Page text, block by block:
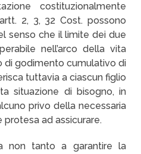
costituzionalmente
2, 3, 32 Cost. possono
senso che il limite dei due
nell’arco della vita
di godimento cumulativo di
tuttavia a ciascun figlio
situazione di bisogno, in
privo della necessaria
ad assicurare.
non tanto a garantire la